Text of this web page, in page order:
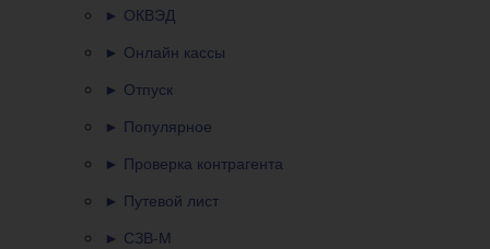
► ОКВЭД
► Онлайн кассы
► Отпуск
► Популярное
► Проверка контрагента
► Путевой лист
► СЗВ-М